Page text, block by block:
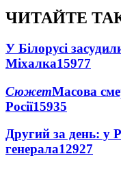
ЧИТАЙТЕ
У Білорусі
Міхалка15977
СюжетМасова
Росії15935
Другий за день: у
генерала12927